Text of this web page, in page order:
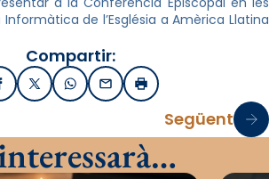
de l’Església a Amèrica Llatina
Compartir:
X / TwitterWhatsApp
EmailImprimir
Següent